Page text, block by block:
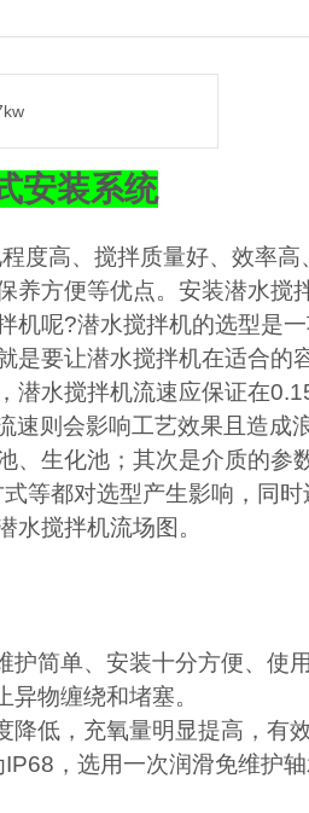
安装系统
高、搅拌质量好、效率高
方便等优点。安装潜水搅
机呢?潜水搅拌机的选型是
要让潜水搅拌机在适合的
潜水搅拌机流速应保证在
则会影响工艺效果且造成
生化池；其次是介质的参
等都对选型产生影响，同
水搅拌机流场图。
简单、安装十分方便、使用
物缠绕和堵塞。
低，充氧量明显提高，有效
，选用一次润滑免维护